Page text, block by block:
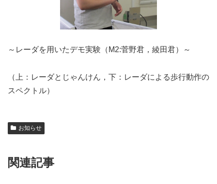
～レーダを用いたデモ実験（M2:菅野君，綾田君）～
（上：レーダとじゃんけん，下：レーダによる歩行動作の
スペクトル）
お知らせ
関連記事